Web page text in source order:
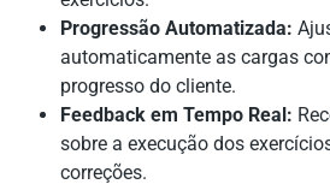
Progressão Automatizada:
automaticamente as cargas
progresso do cliente.
Feedback em Tempo Real:
sobre a execução dos
correções.